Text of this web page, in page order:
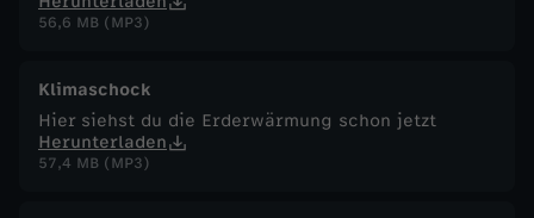
56,6 MB (MP3)
Klimaschock
Hier siehst du die Erderwärmung schon jetzt
Herunterladen
57,4 MB (MP3)